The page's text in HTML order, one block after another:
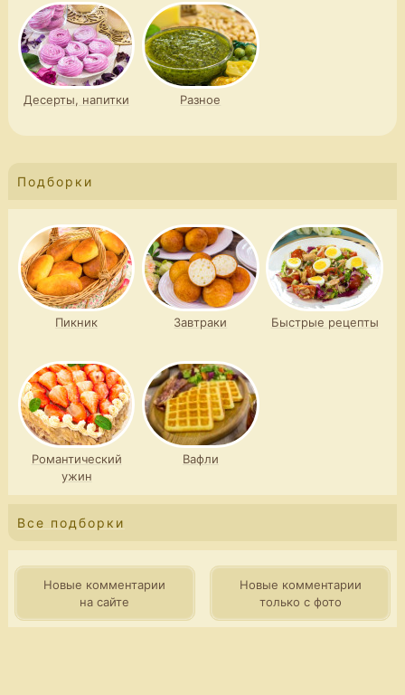
Десерты, напитки Разное
Подборки
Пикник Завтраки Быстрые рецепты
Романтический
ужин
Вафли
Все подборки
Новые комментарии
на сайте
Новые комментарии
только с фото